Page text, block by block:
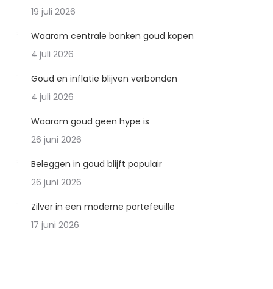
19 juli 2026
Waarom centrale banken goud kopen
4 juli 2026
Goud en inflatie blijven verbonden
4 juli 2026
Waarom goud geen hype is
26 juni 2026
Beleggen in goud blijft populair
26 juni 2026
Zilver in een moderne portefeuille
17 juni 2026